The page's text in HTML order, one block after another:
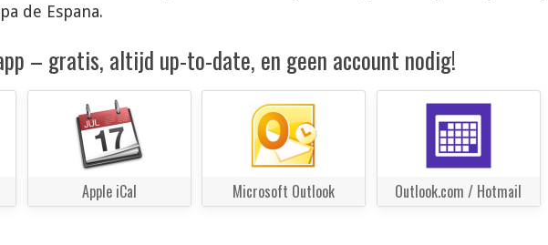
de Espana.
– gratis, altijd up-to-date, en geen account nodig!
Apple iCal Microsoft Outlook Outlook.com / Hotmail